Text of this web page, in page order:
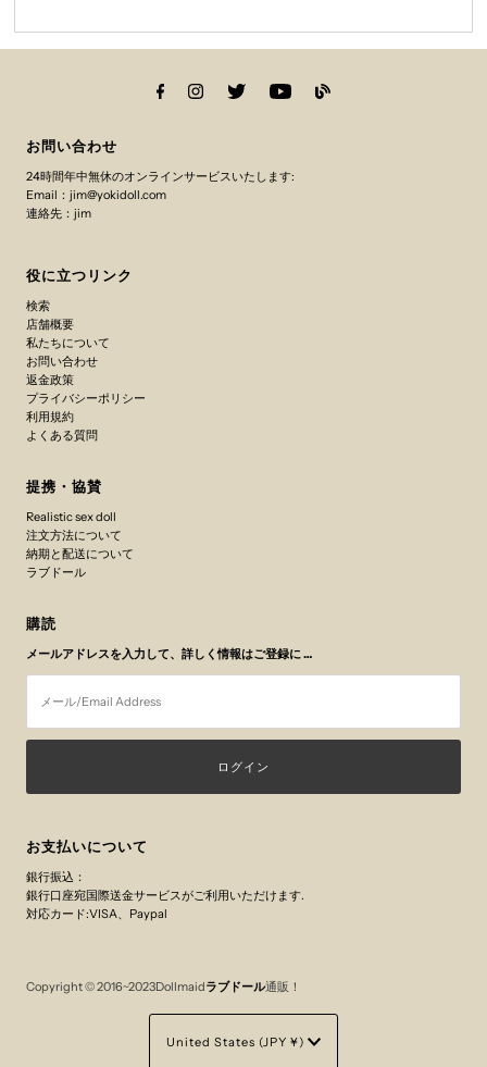
お問い合わせ
24時間年中無休のオンラインサービスいたします:
Email：jim@yokidoll.com
連絡先：jim
役に立つリンク
検索
店舗概要
私たちについて
お問い合わせ
返金政策
プライバシーポリシー
利用規約
よくある質問
提携・協賛
Realistic sex doll
注文方法について
納期と配送について
ラブドール
購読
メールアドレスを入力して、詳しく情報はご登録に …
Address
お支払いについて
銀行振込：
銀行口座宛国際送金サービスがご利用いただけます.
対応カード:VISA、Paypal
Copyright © 2016~2023Dollmaidラブドール通販！
Currency
United States (JPY ¥)